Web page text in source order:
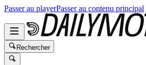
Passer au playerPasser au contenu principal
Rechercher